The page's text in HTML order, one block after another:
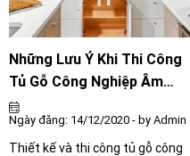
cho căn nhà của bạn
Những Lưu Ý Khi Thi Công
Tủ Gỗ Công Nghiệp Âm
Tường Cho Không Gian Đẹp
Ngày đăng: 14/12/2020 - by Admin
Thiết kế và thi công tủ gỗ công